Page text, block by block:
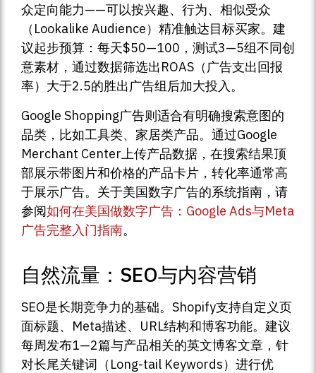
众定向能力——可以按兴趣、行为、相似受众
（Lookalike Audience）精准触达目标买家。建
议起步预算：每天$50—100，测试3—5组不同创
意素材，通过数据筛选出ROAS（广告支出回报
率）大于2.5的胜出广告组后加大投入。
Google Shopping广告则适合有明确搜索意图的
品类，比如工具类、家居类产品。通过Google
Merchant Center上传产品数据，在搜索结果顶
部展示带图片和价格的产品卡片，转化率通常高
于展示广告。关于美国数字广告的系统指南，请
参阅如何在美国做数字广告：Google Ads与Meta
广告完整入门指南。
自然流量：SEO与内容营销
SEO是长期竞争力的基础。Shopify支持自定义页
面标题、Meta描述、URL结构和博客功能。建议
每周发布1—2篇与产品相关的英文博客文章，针
对长尾关键词（Long-tail Keywords）进行优